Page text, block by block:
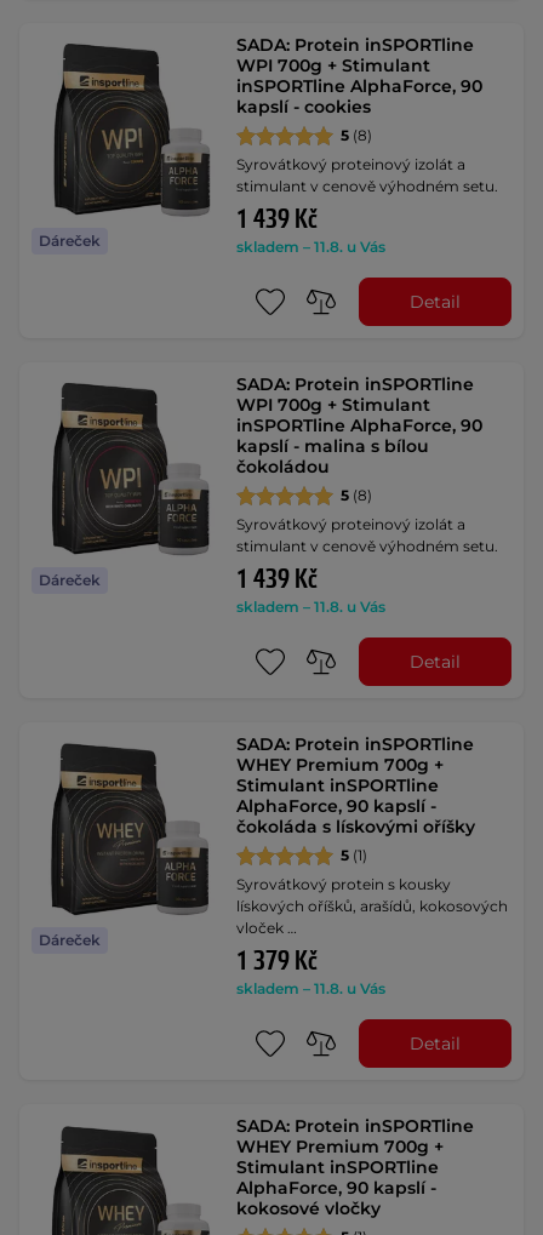
Dáreček
SADA: Protein inSPORTline
WPI 700g + Stimulant
inSPORTline AlphaForce, 90
kapslí - cookies
5 (8)
Syrovátkový proteinový izolát a
stimulant v cenově výhodném setu.
1 439 Kč
skladem – 11.8. u Vás
Detail
Dáreček
SADA: Protein inSPORTline
WPI 700g + Stimulant
inSPORTline AlphaForce, 90
kapslí - malina s bílou
čokoládou
5 (8)
Syrovátkový proteinový izolát a
stimulant v cenově výhodném setu.
1 439 Kč
skladem – 11.8. u Vás
Detail
Dáreček
SADA: Protein inSPORTline
WHEY Premium 700g +
Stimulant inSPORTline
AlphaForce, 90 kapslí -
čokoláda s lískovými oříšky
5 (1)
Syrovátkový protein s kousky
lískových oříšků, arašídů, kokosových
vloček …
1 379 Kč
skladem – 11.8. u Vás
Detail
SADA: Protein inSPORTline
WHEY Premium 700g +
Stimulant inSPORTline
AlphaForce, 90 kapslí -
kokosové vločky